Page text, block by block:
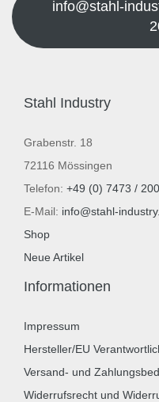
info@stahl-
Stahl Industry
Grabenstr. 18
72116 Mössingen
Telefon: +49 (0) 7473 /
E-Mail: info@stahl-
Shop
Neue Artikel
Informationen
Impressum
Hersteller/EU
Versand- und
Widerrufsrecht und